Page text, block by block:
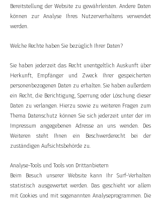
Bereitstellung der Website zu gewährleisten. Andere Daten
können zur Analyse Ihres Nutzerverhaltens verwendet
werden.
Welche Rechte haben Sie bezüglich Ihrer Daten?
Sie haben jederzeit das Recht unentgeltlich Auskunft über
Herkunft, Empfänger und Zweck Ihrer gespeicherten
personenbezogenen Daten zu erhalten. Sie haben außerdem
ein Recht, die Berichtigung, Sperrung oder Löschung dieser
Daten zu verlangen. Hierzu sowie zu weiteren Fragen zum
Thema Datenschutz können Sie sich jederzeit unter der im
Impressum angegebenen Adresse an uns wenden. Des
Weiteren steht Ihnen ein Beschwerderecht bei der
zuständigen Aufsichtsbehörde zu.
Analyse-Tools und Tools von Drittanbietern
Beim Besuch unserer Website kann Ihr Surf-Verhalten
statistisch ausgewertet werden. Das geschieht vor allem
mit Cookies und mit sogenannten Analyseprogrammen. Die